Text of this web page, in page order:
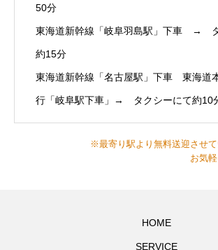
50分
東海道新幹線「岐阜羽島駅」下車 →
約15分
東海道新幹線「名古屋駅」下車 東海道
行「岐阜駅下車」→ タクシーにて約10
※最寄り駅より無料送迎させて
お気
HOME
SERVICE